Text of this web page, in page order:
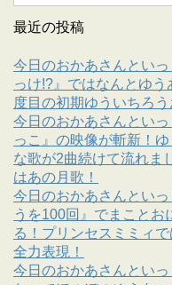
最近の投稿
今日のおかあさんとい
っけ!?』ではなんとゆ
度目の初期ゆういちろ
今日のおかあさんとい
っこ』の映像が斬新！
な歌が2曲続けて流れま
はあの月歌！
今日のおかあさんとい
うを100回』でまこと
る！プリンセスミミィ
全力表現！
今日のおかあさんとい